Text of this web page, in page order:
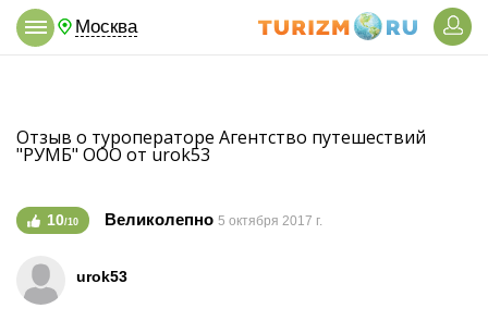
Москва
Отзыв о туроператоре Агентство путешествий
"РУМБ" ООО от urok53
10/10 Великолепно 5 октября 2017 г.
urok53